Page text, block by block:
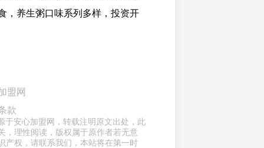
，养生粥口味系列多样，投资开
盟网
款
于安心加盟网，转载注明原文出处，此
，理性阅读，版权属于原作者若无意
产权，请联系我们，本站将在第一时